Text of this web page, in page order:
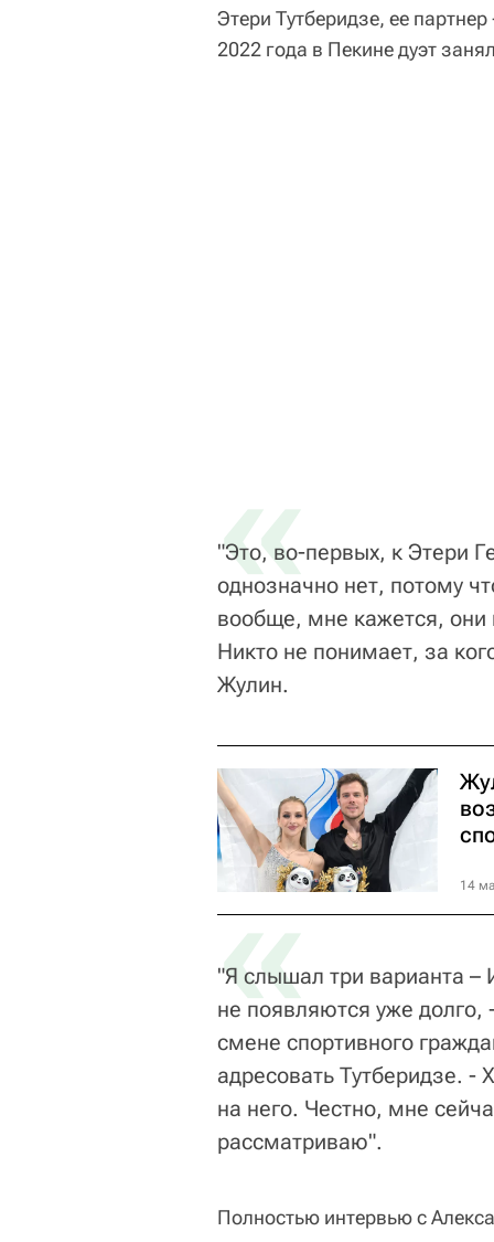
Этери Тутберидзе, ее
2022 года в Пекине дуэт
«
"Это, во-первых, к Этери
однозначно нет, потому
вообще, мне кажется, они
Никто не понимает, за
Жулин.
14
«
"Я слышал три варианта –
не появляются уже
смене спортивного
адресовать Тутберидзе.
на него. Честно, мне
рассматриваю".
Полностью интервью с